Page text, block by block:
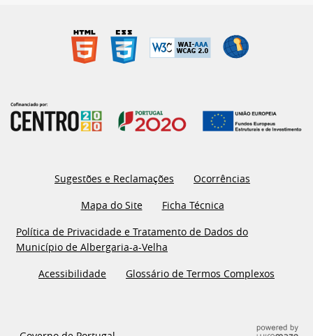
Sugestões e Reclamações
Ocorrências
Mapa do Site
Ficha Técnica
Política de Privacidade e Tratamento de Dados do
Município de Albergaria-a-Velha
Acessibilidade
Glossário de Termos Complexos